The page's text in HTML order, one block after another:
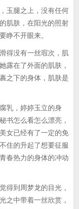
玉腿之上，没有任何
肌肤，在阳光的照射
睁不开眼来。
得没有一丝瑕次，肌
露在了外面的肌肤，
之下的身体，肌肤是
乳，婷婷玉立的身
书怎么看怎么漂亮，
女已经有了一定的免
住的升起了想要征服
春热力的身体的冲动
到周梦龙的目光，
之中带着一丝欣赏，